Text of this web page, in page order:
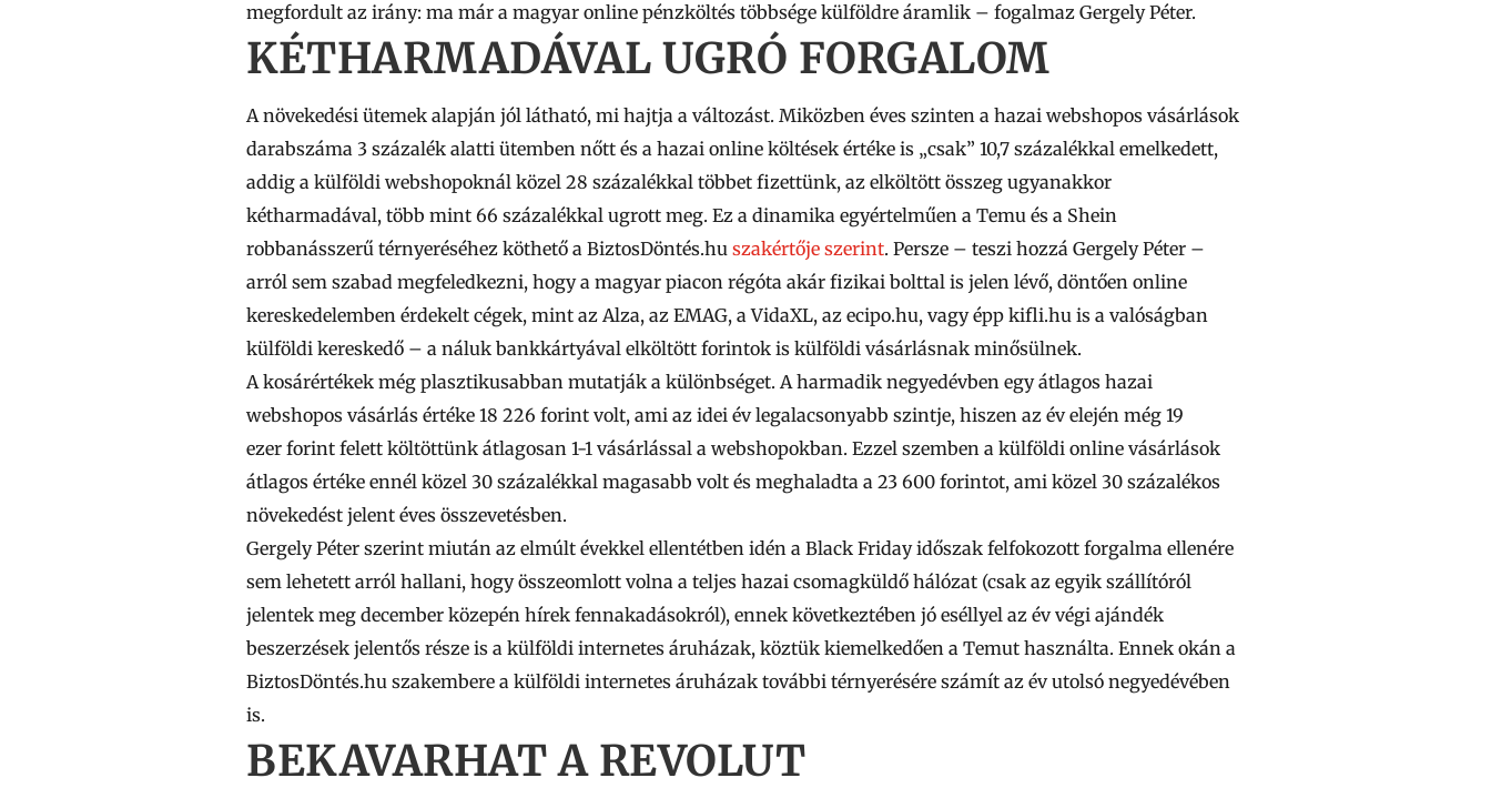
megfordult az irány: ma már a magyar online pénzköltés többsége külföldre áramlik – fogalmaz Gergely Péter.
KÉTHARMADÁVAL UGRÓ FORGALOM
A növekedési ütemek alapján jól látható, mi hajtja a változást. Miközben éves szinten a hazai webshopos vásárlások
darabszáma 3 százalék alatti ütemben nőtt és a hazai online költések értéke is „csak” 10,7 százalékkal emelkedett,
addig a külföldi webshopoknál közel 28 százalékkal többet fizettünk, az elköltött összeg ugyanakkor
kétharmadával, több mint 66 százalékkal ugrott meg. Ez a dinamika egyértelműen a Temu és a Shein
robbanásszerű térnyeréséhez köthető a BiztosDöntés.hu szakértője szerint. Persze – teszi hozzá Gergely Péter –
arról sem szabad megfeledkezni, hogy a magyar piacon régóta akár fizikai bolttal is jelen lévő, döntően online
kereskedelemben érdekelt cégek, mint az Alza, az EMAG, a VidaXL, az ecipo.hu, vagy épp kifli.hu is a valóságban
külföldi kereskedő – a náluk bankkártyával elköltött forintok is külföldi vásárlásnak minősülnek.
A kosárértékek még plasztikusabban mutatják a különbséget. A harmadik negyedévben egy átlagos hazai
webshopos vásárlás értéke 18 226 forint volt, ami az idei év legalacsonyabb szintje, hiszen az év elején még 19
ezer forint felett költöttünk átlagosan 1-1 vásárlással a webshopokban. Ezzel szemben a külföldi online vásárlások
átlagos értéke ennél közel 30 százalékkal magasabb volt és meghaladta a 23 600 forintot, ami közel 30 százalékos
növekedést jelent éves összevetésben.
Gergely Péter szerint miután az elmúlt évekkel ellentétben idén a Black Friday időszak felfokozott forgalma ellenére
sem lehetett arról hallani, hogy összeomlott volna a teljes hazai csomagküldő hálózat (csak az egyik szállítóról
jelentek meg december közepén hírek fennakadásokról), ennek következtében jó eséllyel az év végi ajándék
beszerzések jelentős része is a külföldi internetes áruházak, köztük kiemelkedően a Temut használta. Ennek okán a
BiztosDöntés.hu szakembere a külföldi internetes áruházak további térnyerésére számít az év utolsó negyedévében
is.
BEKAVARHAT A REVOLUT